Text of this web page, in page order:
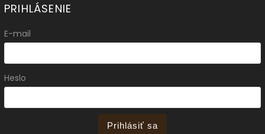
PRIHLÁSENIE
E-mail
Heslo
Prihlásiť sa